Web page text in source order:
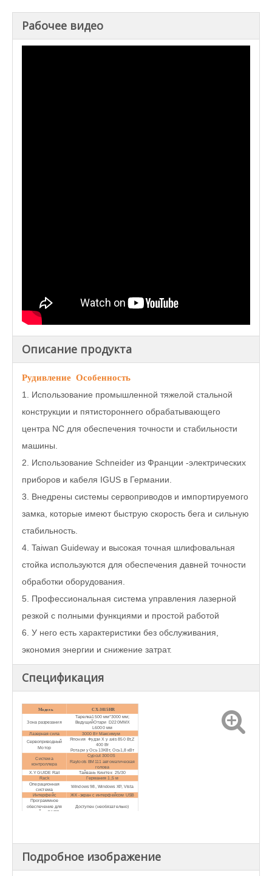
Рабочее видео
Описание продукта
Pудивление Особенность
1. Использование промышленной тяжелой стальной
конструкции и пятистороннего обрабатывающего
центра NC для обеспечения точности и стабильности
машины.
2. Использование Schneider из Франции -электрических
приборов и кабеля IGUS в Германии.
3. Внедрены системы сервоприводов и импортируемого
замка, которые имеют быструю скорость бега и сильную
стабильность.
4. Taiwan Guideway и высокая точная шлифовальная
стойка используются для обеспечения давней точности
обработки оборудования.
5. Профессиональная система управления лазерной
резкой с полными функциями и простой работой
6. У него есть характеристики без обслуживания,
экономия энергии и снижение затрат.
Спецификация
Модель CX-3015HR
Зона разрезания
Тарелка1500 мм*3000 мм;
ВедущийОтари D220MMX
L6000 мм
Лазерная сила
3000 ВтМаксимум
Сервоприводный
Мотор
Япония ФудзиX y axis 850 Вт,Z
400 Вт
Ротари y Ось13КВт, Ось1,8 кВт
Система
контроллера
Cypcut3000S
Raytools BM111 автоматическая
голова
X.Y GUIDE Rail Тайвань Кингтек 25/30
Rack
Германия 1,5 м
Операционная
система
Windows 98, Windows XP, Vista
Интерфейс
ЖК -экран с интерфейсом USB
Программное
обеспечение для
дизайна САПР
Доступен (необязательно)
Подробное изображение